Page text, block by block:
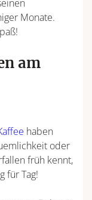
Monate.
am
haben
oder
früh kennt,
für Tag!